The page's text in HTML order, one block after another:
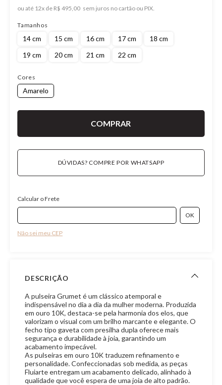
ou
12x de R$ 495,00
Tamanhos
14 cm 15 cm 16 cm 17 cm
18 cm
19 cm
20 cm 21 cm 22 cm
Cores
Amarelo
DÚVIDAS? COMPRE POR WHATSAPP
Calcular o Frete
Não sei meu CEP
DESCRIÇÃO
A pulseira Grumet é um clássico atemporal e
indispensável no dia a dia da mulher moderna. Produzida
em ouro 10K, destaca-se pela harmonia dos elos, que
valorizam o visual com um brilho marcante e elegante. O
fecho tipo gaveta com presilha dupla oferece mais
segurança e durabilidade à joia, garantindo um
acabamento impecável.
As pulseiras em ouro 10K traduzem refinamento e
personalidade. Confeccionadas sob medida, as peças
Fluiarte entregam um acabamento delicado, alinhado à
qualidade que você espera de uma joia de alto padrão.